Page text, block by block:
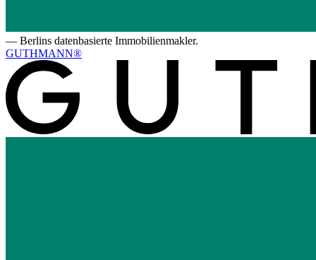
— Berlins datenbasierte Immobilienmakler.
GUTHMANN®